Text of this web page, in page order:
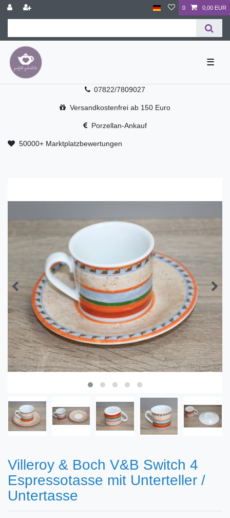
0 0,00 EUR
☰
07822/7809027
Versandkostenfrei ab 150 Euro
Porzellan-Ankauf
50000+ Marktplatzbewertungen
Villeroy & Boch V&B Switch 4
Espressotasse mit Unterteller /
Untertasse